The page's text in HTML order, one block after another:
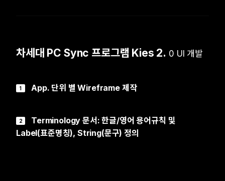
차세대 PC Sync 프로그램 Kies 2. 0 UI 개발
1 App. 단위 별 Wireframe 제작
2
Terminology 문서: 한글/영어 용어규칙 및
Label(표준명칭), String(문구) 정의